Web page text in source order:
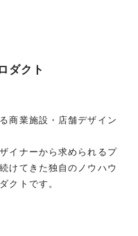
ダクト
商業施設・店舗デザイン
イナーから求められるプ
けてきた独自のノウハウ
クトです。